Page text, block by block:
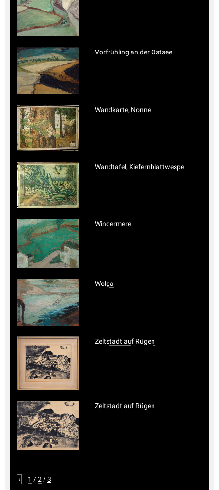
Vorfrühling an der Ostsee
Wandkarte, Nonne
Wandtafel, Kiefernblattwespe
Windermere
Wolga
Zeltstadt auf Rügen
Zeltstadt auf Rügen
‹ 1 /2 /3